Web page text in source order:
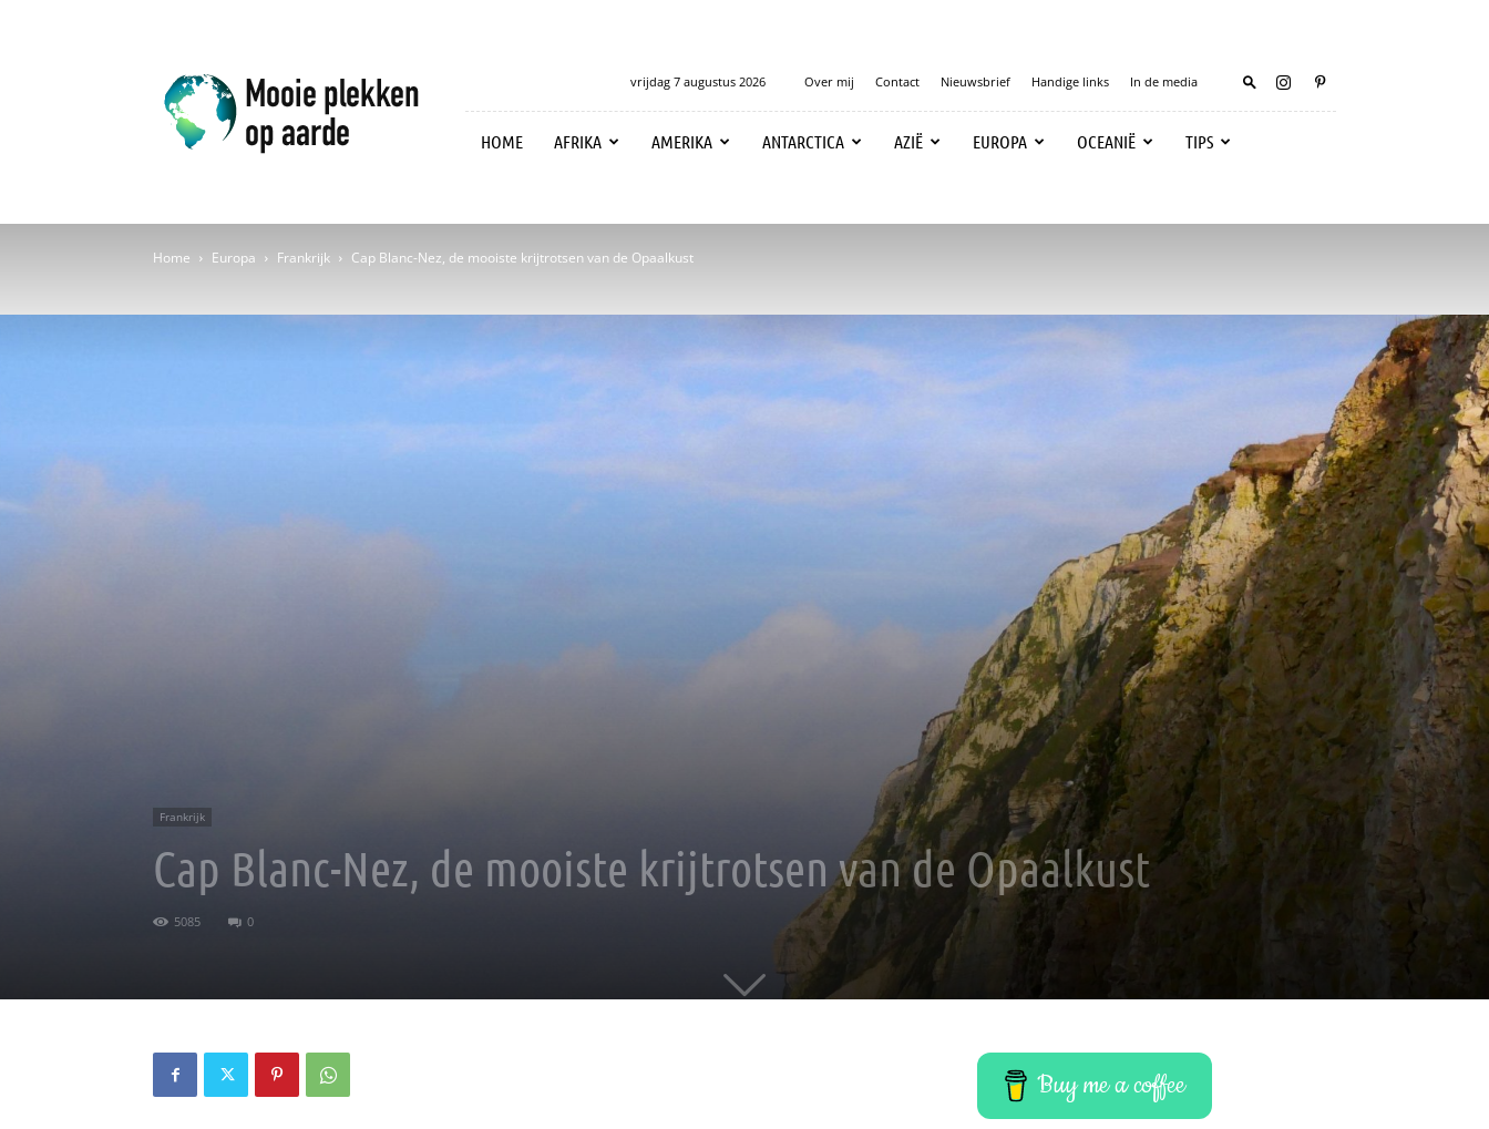
Mooie
plekken
op
aarde
vrijdag 7 augustus 2026 Over mij Contact Nieuwsbrief Handige links In de media
HOME AFRIKA AMERIKA ANTARCTICA AZIË EUROPA OCEANIË TIPS
Home Europa Frankrijk Cap Blanc-Nez, de mooiste krijtrotsen van de Opaalkust
Frankrijk
Cap Blanc-Nez, de mooiste krijtrotsen van de Opaalkust
5085 0
Buy me a coffee